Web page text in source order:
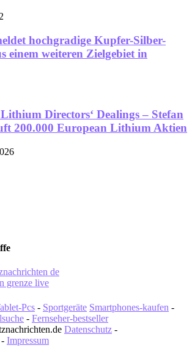
hochgradige Kupfer-Silber-
einem weiteren Zielgebiet in
Directors‘ Dealings – Stefan
200.000 European Lithium Aktien
de
grenze live
Pcs - Sportgeräte Smartphones-kaufen -
- Fernseher-bestseller
Datenschutz -
- Impressum